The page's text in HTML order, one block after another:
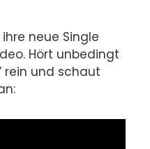
neue Single
Hört unbedingt
rein und schaut